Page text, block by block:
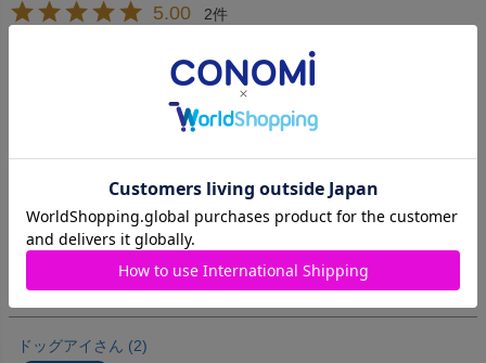
5.00 2
非公開
2014/05/12
着脱しやすく、しっかりした作りの可愛いリボンです。
ドッグアイ 2